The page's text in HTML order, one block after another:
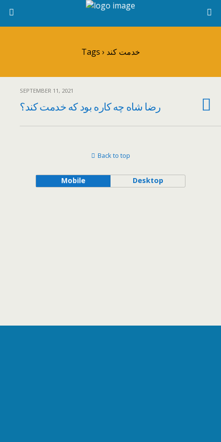
Tags › خدمت کند
SEPTEMBER 11, 2021
رضا شاه چه کاره بود که خدمت کند؟
Back to top
Mobile Desktop